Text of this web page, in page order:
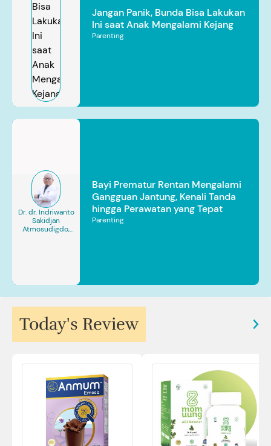
Jangan Panik, Bunda Bisa Lakukan
Ini saat Anak Mengalami Kejang
Parenting
Dr. dr. Indriwanto
Sakidjan
Atmosudigdo,
Bayi Prematur Rentan Mengalami
Gangguan Jantung, Kenali Tanda
hingga Perawatan yang Tepat
Parenting
Today's Review